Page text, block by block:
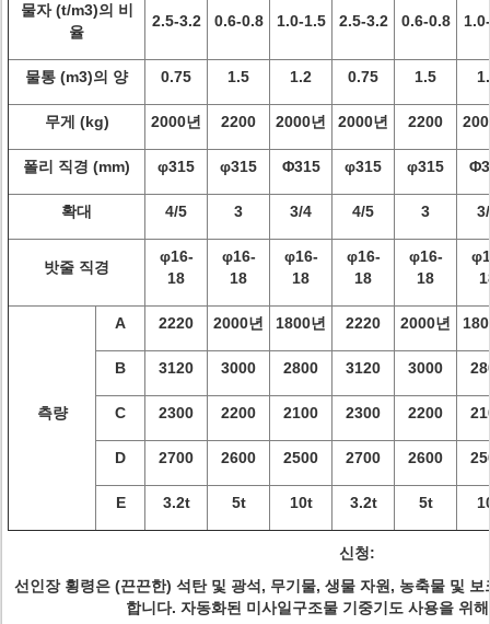
물자 (t/m3)의 비
율
2.5-3.2 0.6-0.8 1.0-1.5 2.5-3.2 0.6-0.8
물통 (m3)의 양 0.75 1.5 1.2 0.75 1.5
무게 (kg) 2000년 2200 2000년 2000년 2200
폴리 직경 (mm) φ315 φ315 Φ315 φ315 φ315
확대 4/5 3 3/4 4/5 3
밧줄 직경
φ16-
18
φ16-
18
φ16-
18
φ16-
18
φ16-
18
측량
A 2220 2000년 1800년 2220 2000년
B 3120 3000 2800 3120 3000
C 2300 2200 2100 2300 2200
D 2700 2600 2500 2700 2600
E 3.2t 5t 10t 3.2t 5t
신청:
선인장 횡령은 (끈끈한) 석탄 및 광석, 무기물, 생물 자원, 농축물 및
합니다. 자동화된 미사일구조물 기중기도 사용을 위